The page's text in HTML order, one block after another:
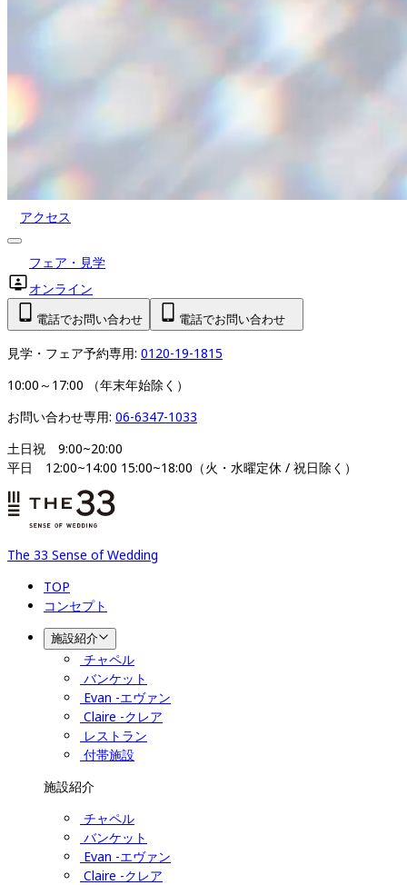
アクセス
フェア・見学
オンライン
電話でお問い合わせ 電話でお問い合わせ
見学・フェア予約専用: 0120-19-1815
10:00～17:00 （年末年始除く）
お問い合わせ専用: 06-6347-1033
土日祝　9:00~20:00
平日　12:00~14:00 15:00~18:00（火・水曜定休 / 祝日除く）
The 33 Sense of Wedding
TOP
コンセプト
施設紹介
チャペル
バンケット
Evan -エヴァン
Claire -クレア
レストラン
付帯施設
施設紹介
チャペル
バンケット
Evan -エヴァン
Claire -クレア